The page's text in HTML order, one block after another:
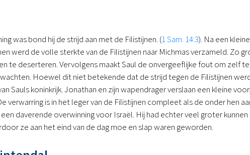
was bond hij de strijd aan met de Filistijnen. (1 Sam. 14:3). Na een
werd de volle sterkte van de Filistijnen naar Michmas verzameld. Zo
te deserteren. Vervolgens maakt Saul de onvergeeflijke fout om zelf
Hoewel dit niet betekende dat de strijd tegen de Filistijnen
Sauls koninkrijk. Jonathan en zijn wapendrager verslaan een kleine
verwarring is in het leger van de Filistijnen compleet als de onder hen
daverende overwinning voor Israël. Hij had echter veel groter kunnen
ze aan het eind van de dag moe en slap waren geworden.